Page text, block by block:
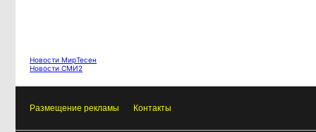
Новости МирТесен
Новости СМИ2
Размещение рекламы Контакты